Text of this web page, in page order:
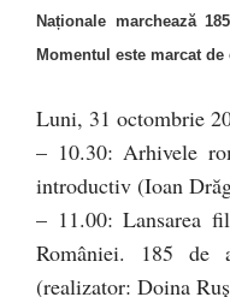
Naționale marchează
Momentul este marcat
Luni, 31 octombrie
– 10.30: Arhivele
introductiv (Ioan
– 11.00: Lansarea
României. 185 de
(realizator: Doina